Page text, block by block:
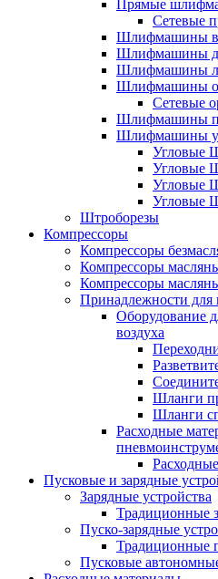
Прямые
Сетевые
Шлифмашины
Шлифмашины
Шлифмашины
Шлифмашины
Сетевые
Шлифмашины
Шлифмашины
Угловые
Угловые
Угловые
Угловые
Штроборезы
Компрессоры
Компрессоры
Компрессоры
Компрессоры
Принадлежности для
Оборудование
воздуха
Шланги
Шланги
Расходные
Пусковые и зарядные
Зарядные устройства
Традиционные
Пуско-зарядные
Традиционные
Пусковые